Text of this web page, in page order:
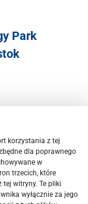
Park
korzystania z tej
dla poprawnego
w
trzecich, które
witryny. Te pliki
wyłącznie za jego